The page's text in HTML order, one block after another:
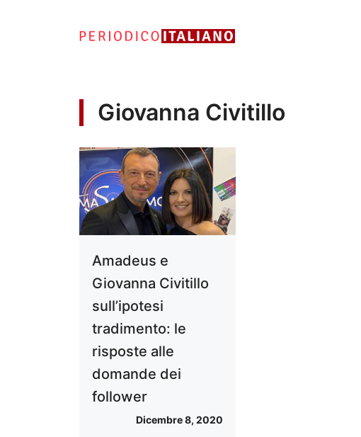
Giovanna Civitillo
Amadeus e
Giovanna Civitillo
sull’ipotesi
tradimento: le
risposte alle
domande dei
follower
Dicembre 8, 2020